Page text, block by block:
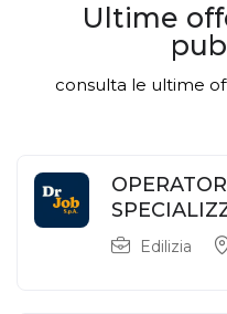
Ultime
consulta le ultime
Edilizia